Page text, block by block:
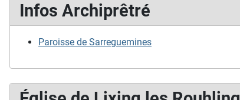
Infos Archiprêtré
Paroisse de Sarreguemines